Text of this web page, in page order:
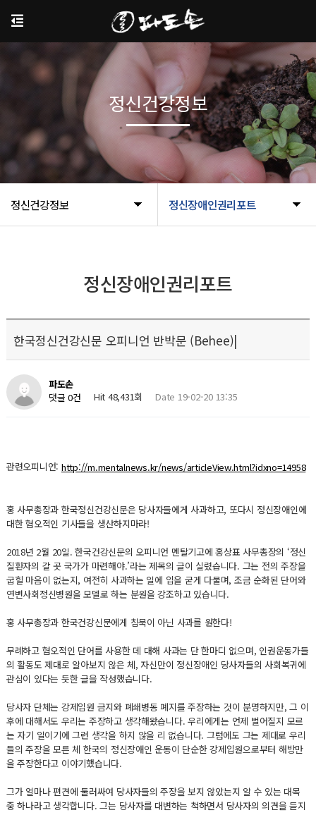
정신건강정보 정신장애인권리포트
정신건강정보
정신장애인권리포트
한국정신건강신문 오피니언 반박문 (Behee)|
파도손
댓글 0건
Hit 48,431회 Date 19-02-20 13:35
관련오피니언: http://m.mentalnews.kr/news/articleView.html?idxno=14958
홍 사무총장과 한국정신건강신문은 당사자들에게 사과하고, 또다시 정신장애인에
대한 혐오적인 기사들을 생산하지마라!
2018년 2월 20일. 한국건강신문의 오피니언 멘탈기고에 홍상표 사무총장의 ‘정신
질환자의 갈 곳 국가가 마련해야.’라는 제목의 글이 실렸습니다. 그는 전의 주장을
굽힐 마음이 없는지, 여전히 사과하는 일에 입을 굳게 다물며, 조금 순화된 단어와
연변사회정신병원을 모델로 하는 분원을 강조하고 있습니다.
홍 사무총장과 한국건강신문에게 침묵이 아닌 사과를 원한다!
무례하고 혐오적인 단어를 사용한 데 대해 사과는 단 한마디 없으며, 인권운동가들
의 활동도 제대로 알아보지 않은 체, 자신만이 정신장애인 당사자들의 사회복귀에
관심이 있다는 듯한 글을 작성했습니다.
당사자 단체는 강제입원 금지와 폐쇄병동 폐지를 주장하는 것이 분명하지만, 그 이
후에 대해서도 우리는 주장하고 생각해왔습니다. 우리에게는 언제 벌어질지 모르
는 자기 일이기에 그런 생각을 하지 않을 리 없습니다. 그럼에도 그는 제대로 우리
들의 주장을 모른 체 한국의 정신장애인 운동이 단순한 강제입원으로부터 해방만
을 주장한다고 이야기했습니다.
그가 얼마나 편견에 둘러싸여 당사자들의 주장을 보지 않았는지 알 수 있는 대목
중 하나라고 생각합니다. 그는 당사자를 대변하는 척하면서 당사자의 의견을 듣지